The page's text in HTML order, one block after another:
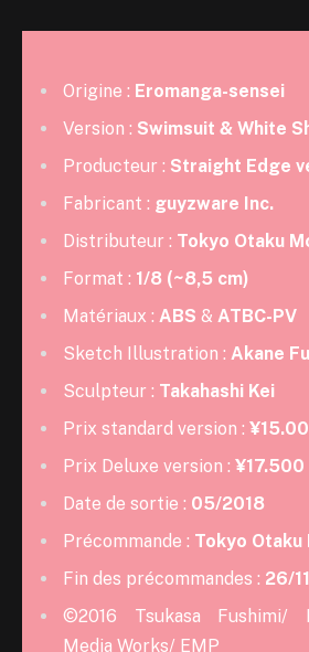
Origine : Eromanga-sensei
Version : Swimsuit & White
Producteur : Straight Edge
Fabricant : guyzware Inc.
Distributeur : Tokyo Otaku
Format : 1/8 (~8,5 cm)
Matériaux : ABS & ATBC-PV
Sketch Illustration : Akane
Sculpteur : Takahashi Kei
Prix standard version :
Prix Deluxe version : ¥17.500
Date de sortie : 05/2018
Précommande : Tokyo Otaku
Fin des précommandes : 26/
©2016 Tsukasa Fushimi/
Media Works/ EMP